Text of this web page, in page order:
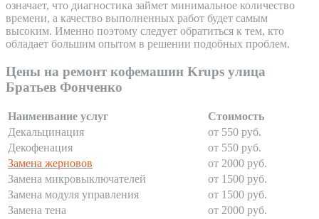
означает, что диагностика займет минимальное количество
времени, а качество выполненных работ будет самым
высоким. Именно поэтому следует обратиться к тем, кто
обладает большим опытом в решении подобных проблем.
Цены на ремонт кофемашин Krups улица
Братьев Фонченко
Наименвание услуг
Стоимость
Декальцинация
от 550 руб.
Декофенация
от 550 руб.
Замена жерновов
от 2000 руб.
Замена микровыключателей
от 1500 руб.
Замена модуля управления
от 1500 руб.
Замена тена
от 2000 руб.